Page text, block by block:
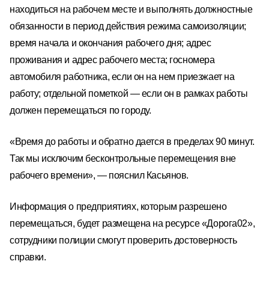
находиться на рабочем месте и выполнять должностные
обязанности в период действия режима самоизоляции;
время начала и окончания рабочего дня; адрес
проживания и адрес рабочего места; госномера
автомобиля работника, если он на нем приезжает на
работу; отдельной пометкой — если он в рамках работы
должен перемещаться по городу.
«Время до работы и обратно дается в пределах 90 минут.
Так мы исключим бесконтрольные перемещения вне
рабочего времени», — пояснил Касьянов.
Информация о предприятиях, которым разрешено
перемещаться, будет размещена на ресурсе «Дорога02»,
сотрудники полиции смогут проверить достоверность
справки.